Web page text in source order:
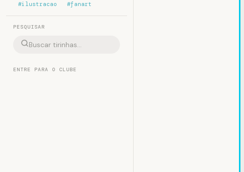
#ilustracao
#fanart
PESQUISAR
ENTRE PARA O CLUBE